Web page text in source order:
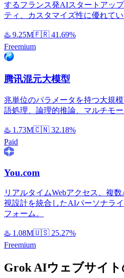
するフランス発AIスタートアッ
ティ、カスタマイズ性に優れてい
♨️ 9.25M🇫🇷 41.69%
Freemium
腾讯混元大模型
兆単位のパラメータを持つ大規
語処理、論理的推論、マルチモ
♨️ 1.73M🇨🇳 32.18%
Paid
You.com
リアルタイムWebアクセス、複
視設計を統合したAIパーソナラ
フォーム。
♨️ 1.08M🇺🇸 25.27%
Freemium
Grok AIウェブサイト